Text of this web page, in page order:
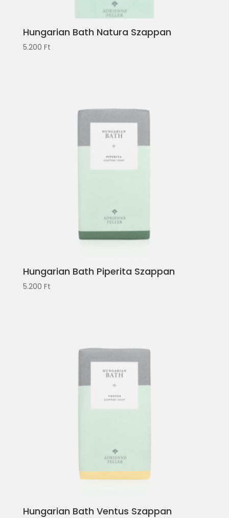
Hungarian Bath Natura Szappan
5.200 Ft
Hungarian Bath Piperita Szappan
5.200 Ft
Hungarian Bath Ventus Szappan